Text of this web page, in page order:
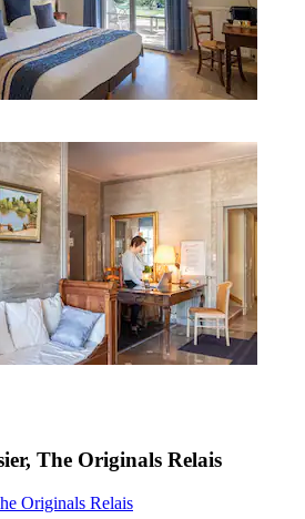
The Originals Relais
Originals Relais